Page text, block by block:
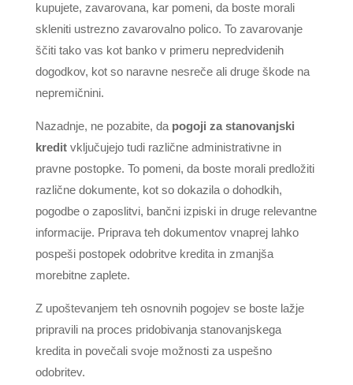
kupujete, zavarovana, kar pomeni, da boste morali
skleniti ustrezno zavarovalno polico. To zavarovanje
ščiti tako vas kot banko v primeru nepredvidenih
dogodkov, kot so naravne nesreče ali druge škode na
nepremičnini.
Nazadnje, ne pozabite, da pogoji za stanovanjski
kreditvključujejo tudi različne administrativne in
pravne postopke. To pomeni, da boste morali predložiti
različne dokumente, kot so dokazila o dohodkih,
pogodbe o zaposlitvi, bančni izpiski in druge relevantne
informacije. Priprava teh dokumentov vnaprej lahko
pospeši postopek odobritve kredita in zmanjša
morebitne zaplete.
Z upoštevanjem teh osnovnih pogojev se boste lažje
pripravili na proces pridobivanja stanovanjskega
kredita in povečali svoje možnosti za uspešno
odobritev.